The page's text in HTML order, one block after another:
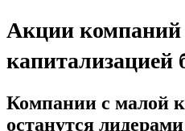
Акции компаний
капитализацией
Компании с малой
останутся лидерами